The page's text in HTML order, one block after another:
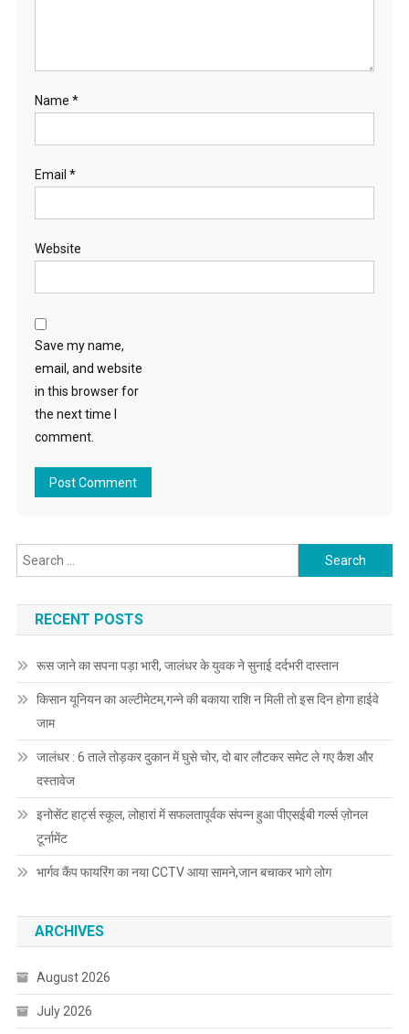
Name *
Email *
Website
Save my name,
email, and website
in this browser for
the next time I
comment.
Search for:
RECENT POSTS
रूस जाने का सपना पड़ा भारी, जालंधर के युवक ने सुनाई दर्दभरी दास्तान
किसान यूनियन का अल्टीमेटम,गन्ने की बकाया राशि न मिली तो इस दिन होगा हाईवे
जाम
जालंधर : 6 ताले तोड़कर दुकान में घुसे चोर, दो बार लौटकर समेट ले गए कैश और
दस्तावेज
इनोसेंट हार्ट्स स्कूल, लोहारां में सफलतापूर्वक संपन्न हुआ पीएसईबी गर्ल्स ज़ोनल
टूर्नामेंट
भार्गव कैंप फायरिंग का नया CCTV आया सामने,जान बचाकर भागे लोग
ARCHIVES
August 2026
July 2026